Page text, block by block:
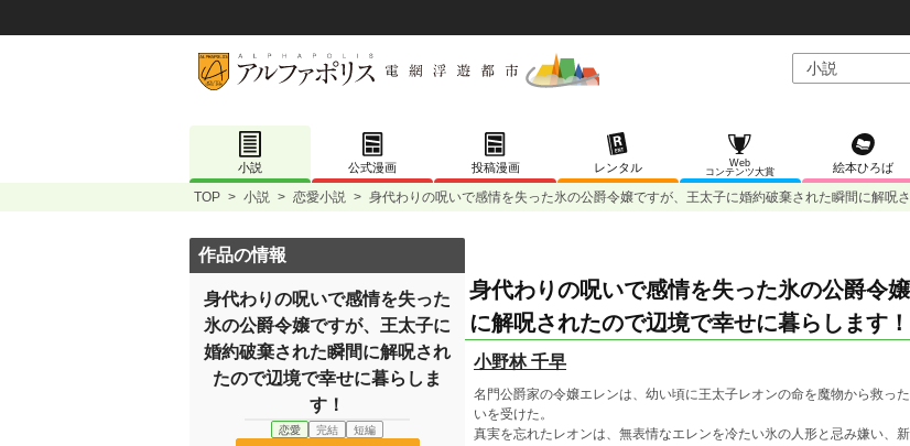
小説 公式漫画 投稿漫画 レンタル
Web
コンテンツ大賞
絵本ひろば
TOP > 小説 > 恋愛小説 > 身代わりの呪いで感情を失った氷の公爵令嬢ですが、王太子に婚約破棄された瞬間に解呪
身代わりの呪いで感情を失った氷の公爵令
に解呪されたので辺境で幸せに暮らします！
小野林 千早
名門公爵家の令嬢エレンは、幼い頃に王太子レオンの命を魔物から救っ
いを受けた。
真実を忘れたレオンは、無表情なエレンを冷たい氷の人形と忌み嫌い、
作品の情報
身代わりの呪いで感情を失った
氷の公爵令嬢ですが、王太子に
婚約破棄された瞬間に解呪され
たので辺境で幸せに暮らしま
す！
恋愛 完結 短編